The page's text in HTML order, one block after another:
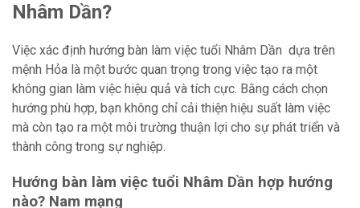
Nhâm Dần?
Việc xác định hướng bàn làm việc tuổi Nhâm Dần dựa trên
mệnh Hỏa là một bước quan trọng trong việc tạo ra một
không gian làm việc hiệu quả và tích cực. Bằng cách chọn
hướng phù hợp, bạn không chỉ cải thiện hiệu suất làm việc
mà còn tạo ra một môi trường thuận lợi cho sự phát triển và
thành công trong sự nghiệp.
Hướng bàn làm việc tuổi Nhâm Dần hợp hướng
nào? Nam mạng